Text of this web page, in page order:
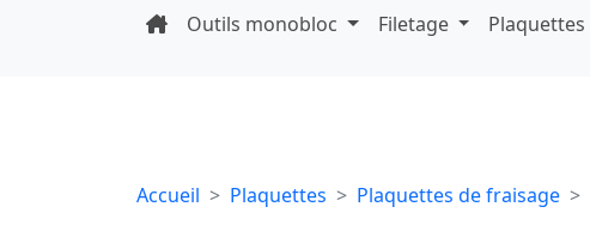
Outils monobloc
Filetage Plaquettes
Accueil Plaquettes Plaquettes de fraisage